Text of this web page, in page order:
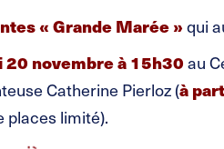
« Grande Marée »qui
novembre à 15h30au
Catherine Pierloz (à
places limité).